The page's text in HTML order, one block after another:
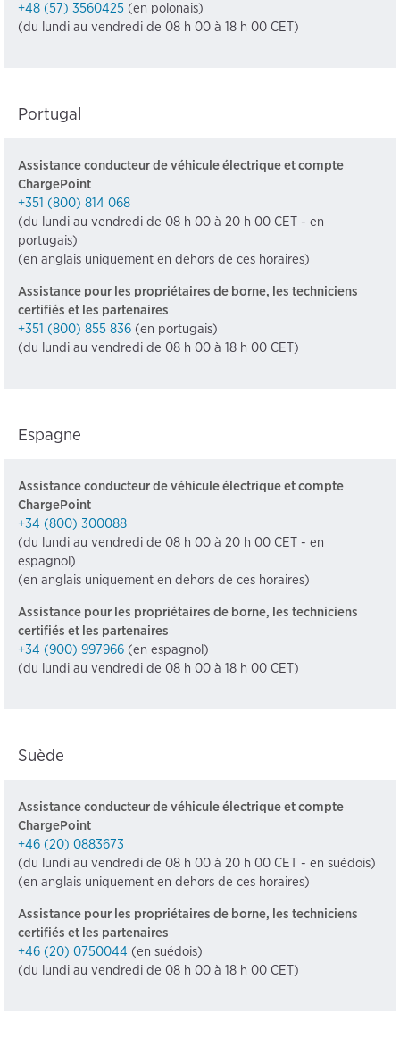
+48 (57) 3560425 (en polonais)
(du lundi au vendredi de 08 h 00 à 18 h 00 CET)
Portugal
Assistance conducteur de véhicule électrique et compte
ChargePoint
+351 (800) 814 068
(du lundi au vendredi de 08 h 00 à 20 h 00 CET - en
portugais)
(en anglais uniquement en dehors de ces horaires)
Assistance pour les propriétaires de borne, les techniciens
certifiés et les partenaires
+351 (800) 855 836 (en portugais)
(du lundi au vendredi de 08 h 00 à 18 h 00 CET)
Espagne
Assistance conducteur de véhicule électrique et compte
ChargePoint
+34 (800) 300088
(du lundi au vendredi de 08 h 00 à 20 h 00 CET - en
espagnol)
(en anglais uniquement en dehors de ces horaires)
Assistance pour les propriétaires de borne, les techniciens
certifiés et les partenaires
+34 (900) 997966 (en espagnol)
(du lundi au vendredi de 08 h 00 à 18 h 00 CET)
Suède
Assistance conducteur de véhicule électrique et compte
ChargePoint
+46 (20) 0883673
(du lundi au vendredi de 08 h 00 à 20 h 00 CET - en suédois)
(en anglais uniquement en dehors de ces horaires)
Assistance pour les propriétaires de borne, les techniciens
certifiés et les partenaires
+46 (20) 0750044 (en suédois)
(du lundi au vendredi de 08 h 00 à 18 h 00 CET)